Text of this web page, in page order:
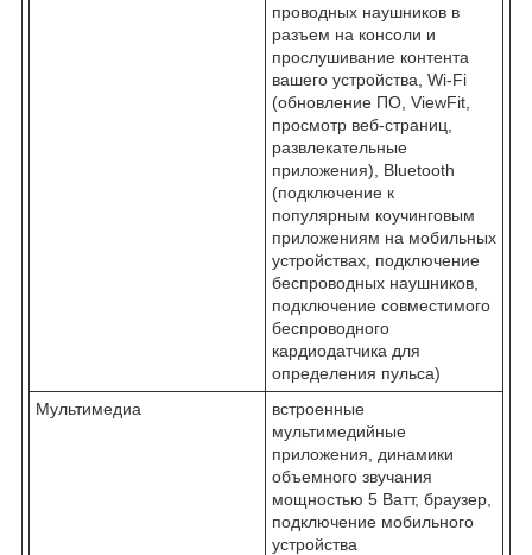
проводных наушников в
разъем на консоли и
прослушивание контента
вашего устройства, Wi-Fi
(обновление ПО, ViewFit,
просмотр веб-страниц,
развлекательные
приложения), Bluetooth
(подключение к
популярным коучинговым
приложениям на мобильных
устройствах, подключение
беспроводных наушников,
подключение совместимого
беспроводного
кардиодатчика для
определения пульса)
Мультимедиа
встроенные
мультимедийные
приложения, динамики
объемного звучания
мощностью 5 Ватт, браузер,
подключение мобильного
устройства